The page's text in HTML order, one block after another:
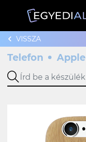
VISSZA
Telefon Apple